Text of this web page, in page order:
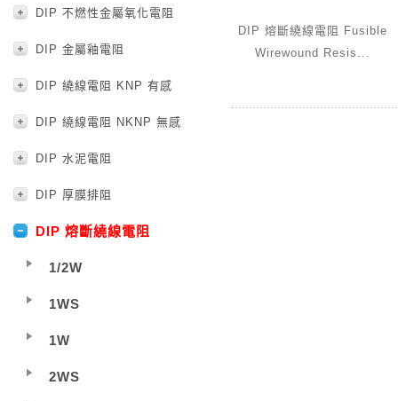
DIP 不燃性金屬氧化電阻
DIP 金屬釉電阻
DIP 繞線電阻 KNP 有感
DIP 繞線電阻 NKNP 無感
DIP 水泥電阻
DIP 厚膜排阻
DIP 熔斷繞線電阻
1/2W
1WS
1W
2WS
DIP 熔斷繞線電阻 Fusible
Wirewound Resis...